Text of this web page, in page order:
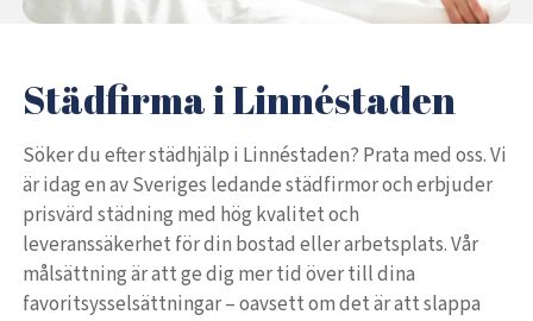
Städfirma i Linnéstaden
Söker du efter städhjälp i Linnéstaden? Prata med oss. Vi
är idag en av Sveriges ledande städfirmor och erbjuder
prisvärd städning med hög kvalitet och
leveranssäkerhet för din bostad eller arbetsplats. Vår
målsättning är att ge dig mer tid över till dina
favoritsysselsättningar – oavsett om det är att slappa